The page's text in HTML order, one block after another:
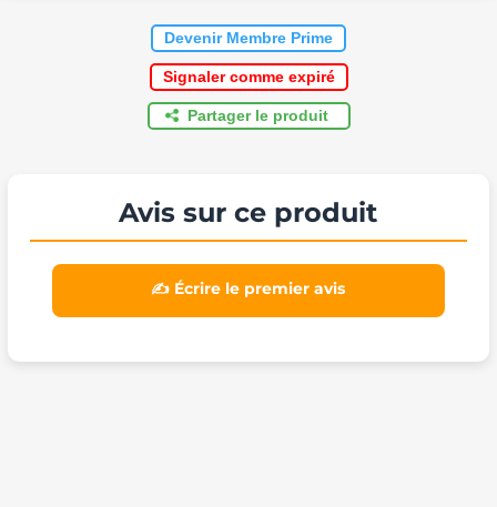
Devenir Membre Prime
Signaler comme expiré
Partager le produit
Avis sur ce produit
✍️ Écrire le premier avis